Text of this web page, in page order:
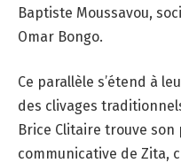
Baptiste Moussavou,
Omar Bongo.
Ce parallèle s’étend à
des clivages
Brice Clitaire trouve
communicative de Zita,